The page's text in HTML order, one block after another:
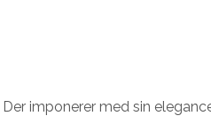
Der imponerer med sin